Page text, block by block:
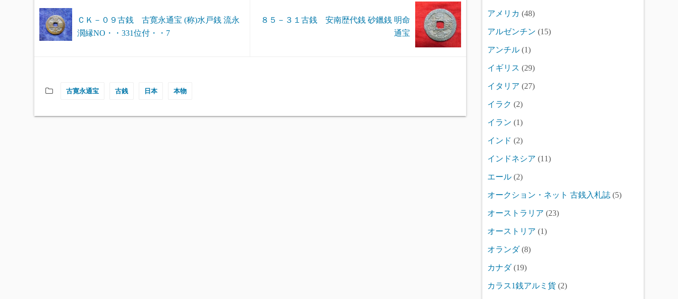
ＣＫ－０９古銭 古寛永通宝 (称)水戸銭 流永
濶縁NO・・331位付・・7
８５－３１古銭 安南歴代銭 砂鑞銭 明命
通宝
古寛永通宝 古銭 日本 本物
アメリカ (48)
アルゼンチン (15)
アンチル (1)
イギリス (29)
イタリア (27)
イラク (2)
イラン (1)
インド (2)
インドネシア (11)
エール (2)
オークション・ネット 古銭入札誌 (5)
オーストラリア (23)
オーストリア (1)
オランダ(8)
カナダ(19)
カラス1銭アルミ貨 (2)